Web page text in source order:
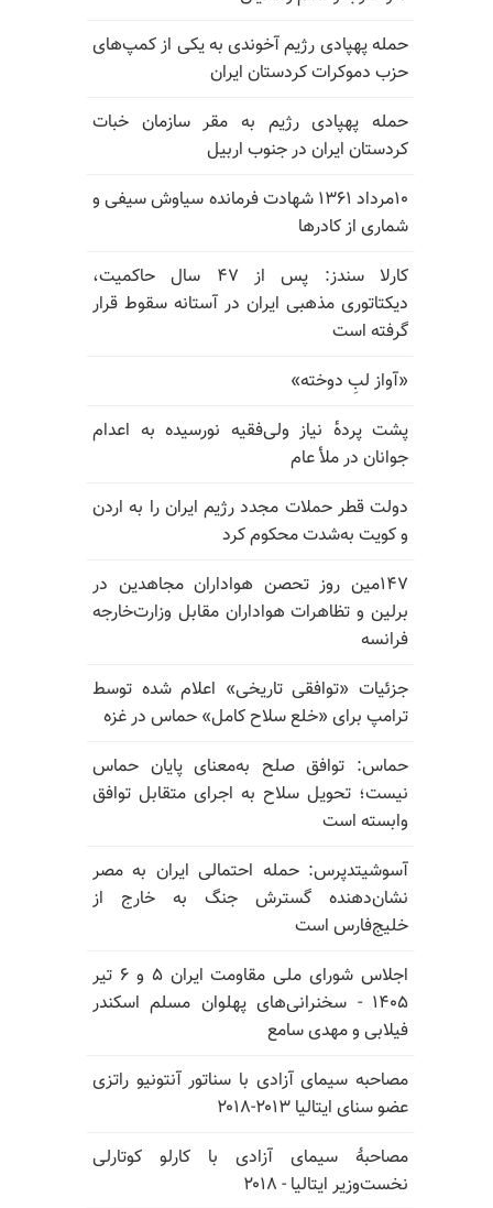
حمله پهپادی رژیم آخوندی به یکی از کمپ‌های
حزب دموکرات کردستان ایران
حمله پهپادی رژیم به مقر سازمان خبات
کردستان ایران در جنوب اربیل
۱۰مرداد ۱۳۶۱ شهادت فرمانده سیاوش سیفی و
شماری از کادرها
کارلا سندز: پس از ۴۷ سال حاکمیت،
دیکتاتوری مذهبی ایران در آستانه سقوط قرار
گرفته است
«آواز لبِ دوخته»
پشت پرده‌ٔ نیاز ولی‌فقیه نورسیده به اعدام
جوانان در ملأ عام
دولت قطر حملات مجدد رژیم ایران را به اردن
و کویت به‌شدت محکوم کرد
۱۴۷مین روز تحصن هواداران مجاهدین در
برلین و تظاهرات هواداران مقابل وزارت‌خارجه
فرانسه
جزئیات «توافقی تاریخی» اعلام شده توسط
ترامپ برای «خلع سلاح کامل» حماس در غزه
حماس: توافق صلح به‌معنای پایان حماس
نیست؛ تحویل سلاح به اجرای متقابل توافق
وابسته است
آسوشیتدپرس: حمله احتمالی ایران به مصر
نشان‌دهنده گسترش جنگ به خارج از
خلیج‌فارس است
اجلاس شورای ملی مقاومت ایران ۵ و ۶ تیر
۱۴۰۵ - سخنرانی‌های پهلوان مسلم اسکندر
فیلابی و مهدی سامع
مصاحبه سیمای آزادی با سناتور آنتونیو راتزی
عضو سنای ایتالیا ۲۰۱۳-۲۰۱۸
مصاحبهٔ سیمای آزادی با کارلو کوتارلی
نخست‌وزیر ایتالیا - ۲۰۱۸